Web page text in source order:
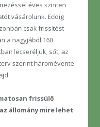
éves szinten
vásárolunk. Eddig
csak frissítést
a nagyjából 160
lecseréljük, sőt, az
szerint háromévente
frissülő
állomány mire lehet